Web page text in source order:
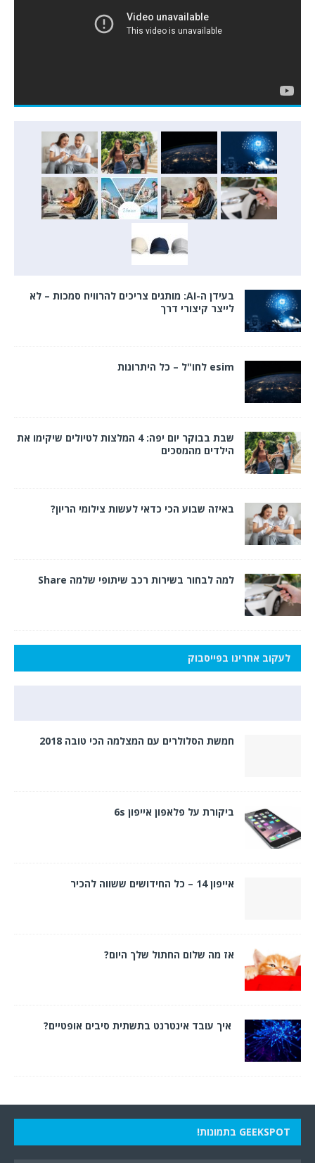
בעידן ה-AI: מותגים צריכים להרוויח סמכות – לא
לייצר קיצורי דרך
esim לחו"ל – כל היתרונות
שבת בבוקר יום יפה: 4 המלצות לטיולים שיקימו את
הילדים מהמסכים
באיזה שבוע הכי כדאי לעשות צילומי הריון?
למה לבחור בשירות רכב שיתופי שלמה Share
לעקוב אחרינו בפייסבוק
חמשת הסלולרים עם המצלמה הכי טובה 2018
ביקורת על פלאפון אייפון 6s
אייפון 14 – כל החידושים ששווה להכיר
אז מה שלום החתול שלך היום?
איך עובד אינטרנט בתשתית סיבים אופטיים?
GEEKSPOT בתמונות!